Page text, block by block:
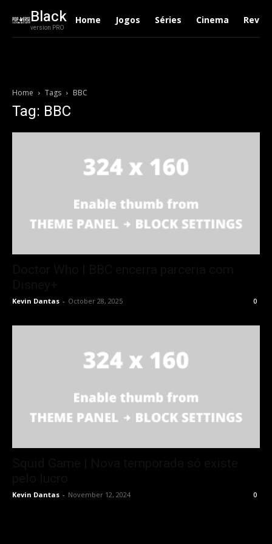
Black
version PRO
Home Jogos Séries Cinema
Home Tags BBC
Tag: BBC
Kevin Dantas - October 28, 2025 0
Kevin Dantas - November 12, 2024 0